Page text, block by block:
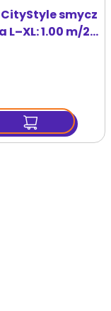
CityStyle smycz
L–XL: 1.00 m/20